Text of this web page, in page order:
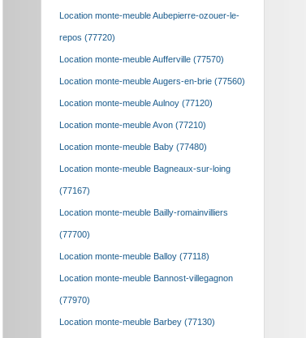
Location monte-meuble Aubepierre-ozouer-le-
repos (77720)
Location monte-meuble Aufferville (77570)
Location monte-meuble Augers-en-brie (77560)
Location monte-meuble Aulnoy (77120)
Location monte-meuble Avon (77210)
Location monte-meuble Baby (77480)
Location monte-meuble Bagneaux-sur-loing
(77167)
Location monte-meuble Bailly-romainvilliers
(77700)
Location monte-meuble Balloy (77118)
Location monte-meuble Bannost-villegagnon
(77970)
Location monte-meuble Barbey (77130)